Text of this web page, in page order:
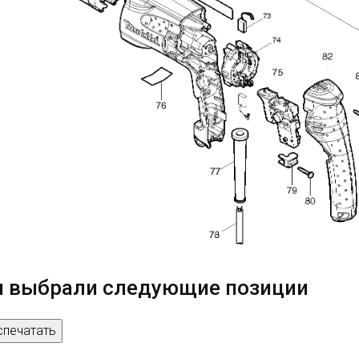
выбрали следующие позиции